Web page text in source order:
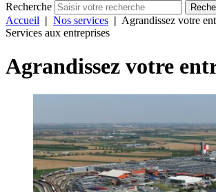
Recherche
Accueil | Nos services | Agrandissez votre
Services aux entreprises
Agrandissez votre